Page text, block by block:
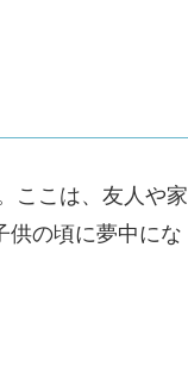
ここは、友人や家
供の頃に夢中にな